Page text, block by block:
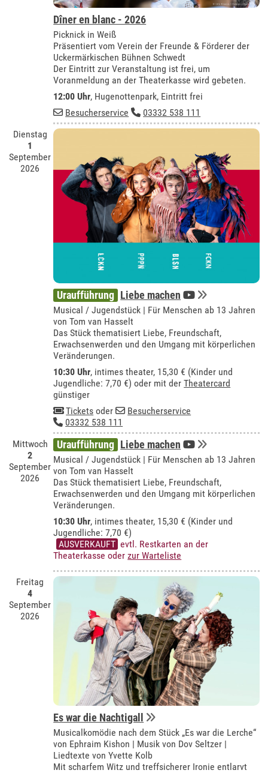
Dîner en blanc - 2026
Picknick in Weiß
Präsentiert vom Verein der Freunde & Förderer der
Uckermärkischen Bühnen Schwedt
Der Eintritt zur Veranstaltung ist frei, um
Voranmeldung an der Theaterkasse wird gebeten.
12:00 Uhr, Hugenottenpark, Eintritt frei
Besucherservice
03332 538 111
Dienstag
1
September
2026
Uraufführung Liebe machen
Musical / Jugendstück | Für Menschen ab 13 Jahren
von Tom van Hasselt
Das Stück thematisiert Liebe, Freundschaft,
Erwachsenwerden und den Umgang mit körperlichen
Veränderungen.
10:30 Uhr, intimes theater, 15,30 € (Kinder und
Jugendliche: 7,70 €) oder mit derTheatercard
günstiger
Tickets oder
Besucherservice
03332 538 111
Mittwoch
2
September
2026
Uraufführung Liebe machen
Musical / Jugendstück | Für Menschen ab 13 Jahren
von Tom van Hasselt
Das Stück thematisiert Liebe, Freundschaft,
Erwachsenwerden und den Umgang mit körperlichen
Veränderungen.
10:30 Uhr, intimes theater, 15,30 € (Kinder und
Jugendliche: 7,70 €)
AUSVERKAUFT evtl. Restkarten an der
Theaterkasse oderzur Warteliste
Freitag
4
September
2026
Es war die Nachtigall
Musicalkomödie nach dem Stück „Es war die Lerche“
von Ephraim Kishon | Musik von Dov Seltzer |
Liedtexte von Yvette Kolb
Mit scharfem Witz und treffsicherer Ironie entlarvt